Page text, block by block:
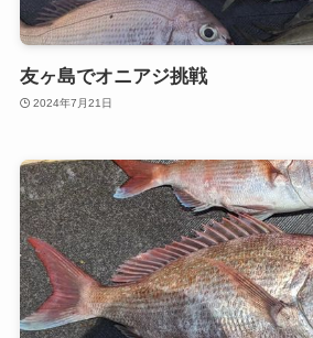
友ヶ島でオニアジ挑戦
2024年7月21日